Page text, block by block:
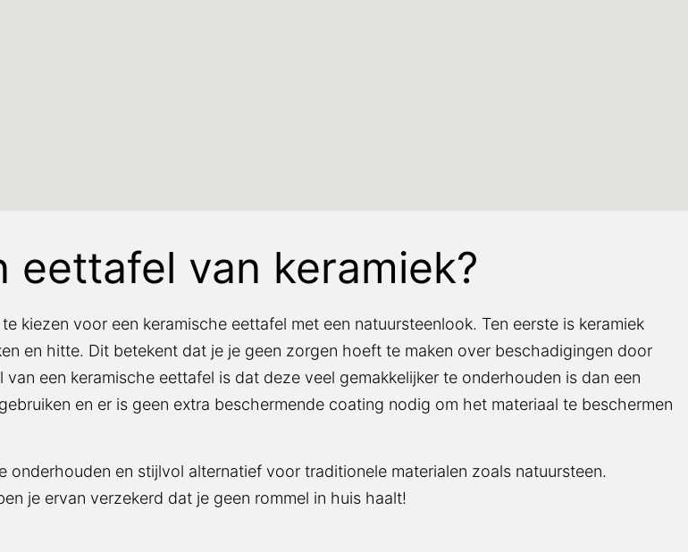
eettafel van keramiek?
kiezen voor een keramische eettafel met een natuursteenlook. Ten eerste is keramiek
en hitte. Dit betekent dat je je geen zorgen hoeft te maken over beschadigingen door
een keramische eettafel is dat deze veel gemakkelijker te onderhouden is dan een
en er is geen extra beschermende coating nodig om het materiaal te beschermen
en stijlvol alternatief voor traditionele materialen zoals natuursteen.
je ervan verzekerd dat je geen rommel in huis haalt!